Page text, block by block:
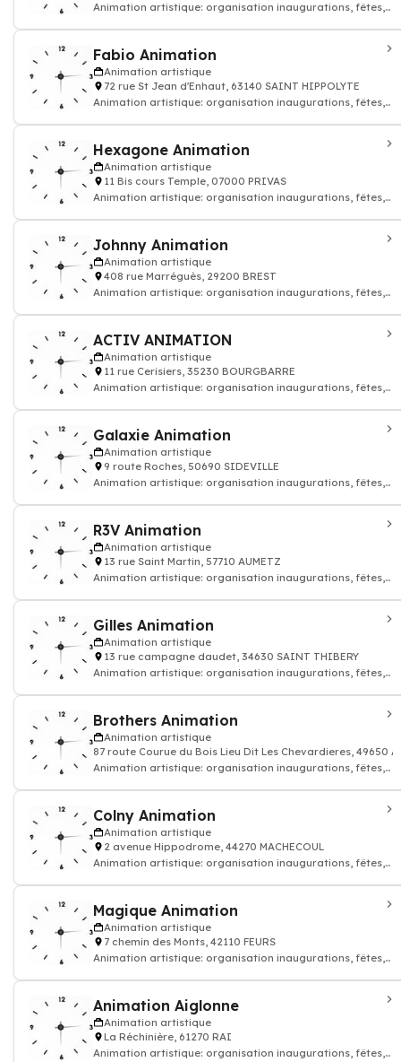
Animation artistique: organisation inaugurations, fêtes,
Fabio Animation
Animation artistique
72 rue St Jean d'Enhaut, 63140 SAINT HIPPOLYTE
Animation artistique: organisation inaugurations, fêtes,
Hexagone Animation
Animation artistique
11 Bis cours Temple, 07000 PRIVAS
Animation artistique: organisation inaugurations, fêtes,
Johnny Animation
Animation artistique
408 rue Marréguès, 29200 BREST
Animation artistique: organisation inaugurations, fêtes,
ACTIV ANIMATION
Animation artistique
11 rue Cerisiers, 35230 BOURGBARRE
Animation artistique: organisation inaugurations, fêtes,
Galaxie Animation
Animation artistique
9 route Roches, 50690 SIDEVILLE
Animation artistique: organisation inaugurations, fêtes,
R3V Animation
Animation artistique
13 rue Saint Martin, 57710 AUMETZ
Animation artistique: organisation inaugurations, fêtes,
Gilles Animation
Animation artistique
13 rue campagne daudet, 34630 SAINT THIBERY
Animation artistique: organisation inaugurations, fêtes,
Brothers Animation
Animation artistique
87 route Courue du Bois Lieu Dit Les Chevardieres, 49650
Animation artistique: organisation inaugurations, fêtes,
Colny Animation
Animation artistique
2 avenue Hippodrome, 44270 MACHECOUL
Animation artistique: organisation inaugurations, fêtes,
Magique Animation
Animation artistique
7 chemin des Monts, 42110 FEURS
Animation artistique: organisation inaugurations, fêtes,
Animation Aiglonne
Animation artistique
La Réchinière, 61270 RAI
Animation artistique: organisation inaugurations, fêtes,